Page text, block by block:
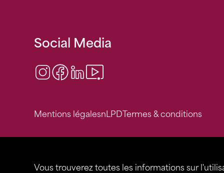
Vous trouverez toutes les informations sur
Social Media
Instagram
Facebook
LinkedIn
Mentions légalesnLPD Termes & conditions